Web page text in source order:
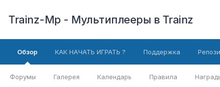
Trainz-Mp - Мультиплееры в Trainz
Обзор
Форумы Галерея Календарь Правила
КАК НАЧАТЬ ИГРАТЬ ? Поддержка